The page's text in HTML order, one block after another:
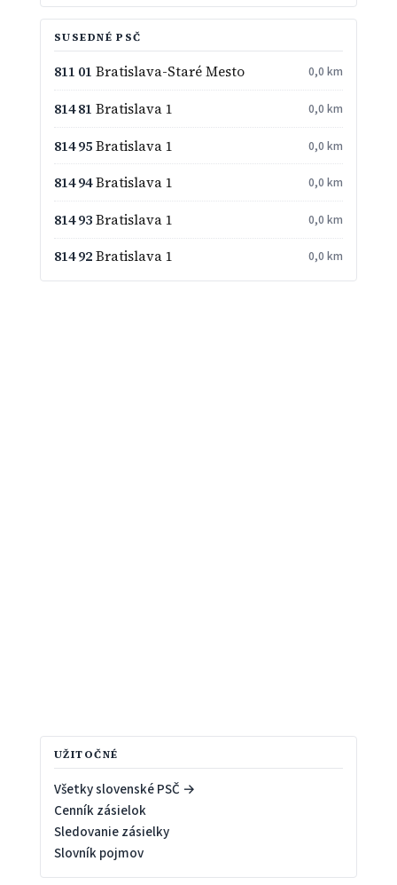
SUSEDNÉ PSČ
811 01 Bratislava-Staré Mesto 0,0 km
814 81 Bratislava 1 0,0 km
814 95Bratislava 1 0,0 km
814 94Bratislava 1 0,0 km
814 93Bratislava 1 0,0 km
814 92Bratislava 1 0,0 km
UŽITOČNÉ
Všetky slovenské PSČ →
Cenník zásielok
Sledovanie zásielky
Slovník pojmov